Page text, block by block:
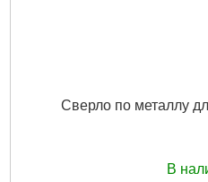
Сверло по металлу
В